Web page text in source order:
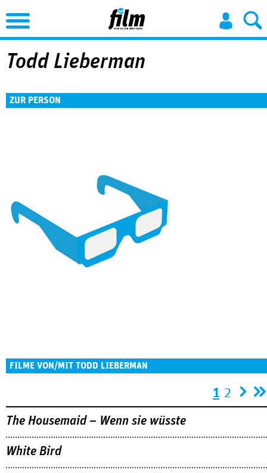
Jump to Navigation
Todd Lieberman
ZUR PERSON
FILME VON/MIT TODD LIEBERMAN
1 2
The Housemaid – Wenn sie wüsste
White Bird